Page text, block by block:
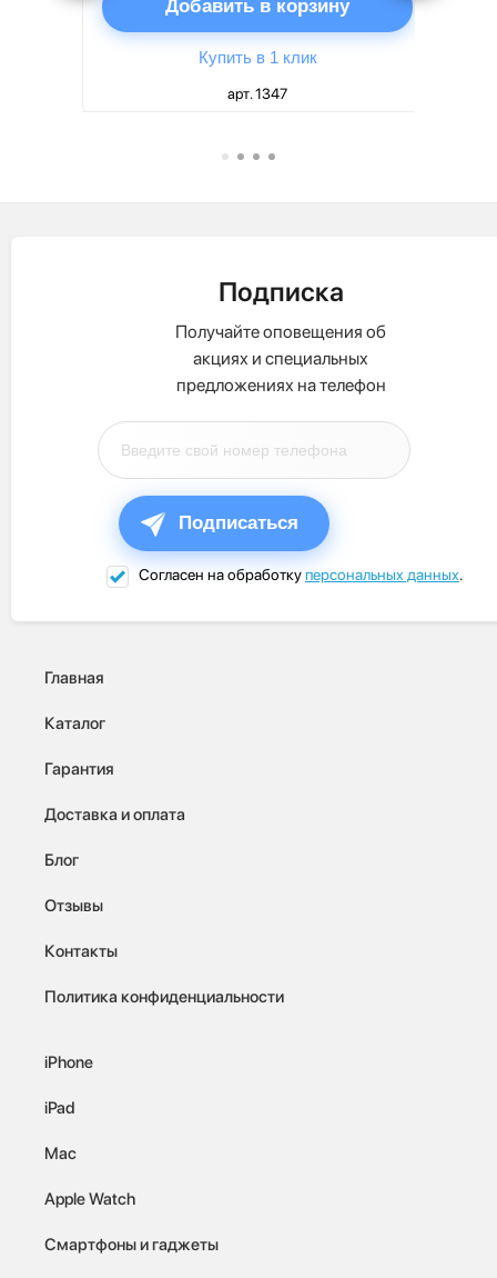
Добавить в корзину
Купить в 1 клик
арт. 1347
Подписка
Получайте оповещения об
акциях и специальных
предложениях на телефон
Подписаться
Согласен на обработкуперсональных данных.
Главная
Каталог
Гарантия
Доставка и оплата
Блог
Отзывы
Контакты
Политика конфиденциальности
iPhone
iPad
Mac
Apple Watch
Смартфоны и гаджеты